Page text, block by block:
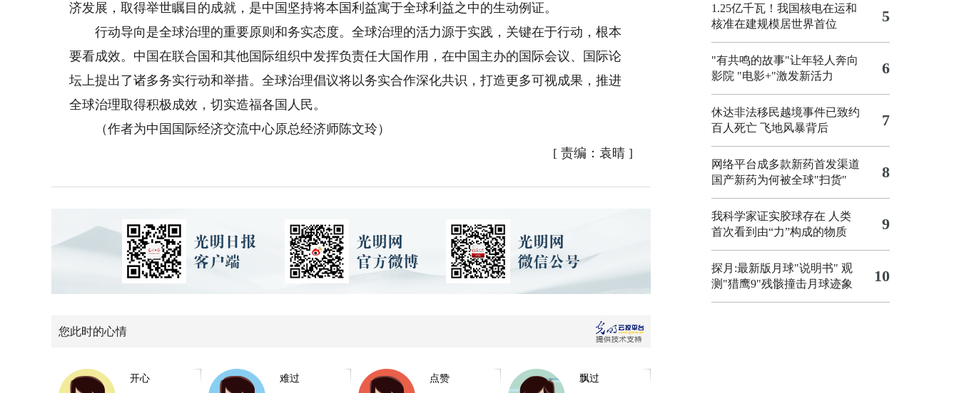
济发展，取得举世瞩目的成就，是中国坚持将本国利益寓于全球利益之中的生动例证。
行动导向是全球治理的重要原则和务实态度。全球治理的活力源于实践，关键在于行动，根本
要看成效。中国在联合国和其他国际组织中发挥负责任大国作用，在中国主办的国际会议、国际论
坛上提出了诸多务实行动和举措。全球治理倡议将以务实合作深化共识，打造更多可视成果，推进
全球治理取得积极成效，切实造福各国人民。
（作者为中国国际经济交流中心原总经济师陈文玲）
[ 责编：袁晴 ]
您此时的心情
开心 难过 点赞 飘过
1.25亿千瓦！我国核电在运和
核准在建规模居世界首位
5
"有共鸣的故事"让年轻人奔向
影院 "电影+"激发新活力 6
休达非法移民越境事件已致约
百人死亡 飞地风暴背后 7
网络平台成多款新药首发渠道
国产新药为何被全球"扫货"
8
我科学家证实胶球存在 人类
首次看到由“力”构成的物质
9
探月:最新版月球"说明书" 观
测"猎鹰9"残骸撞击月球迹象
10